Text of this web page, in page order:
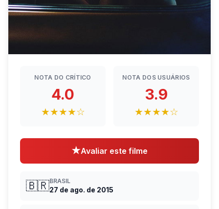
NOTA DO CRÍTICO
4.0
★★★★☆
NOTA DOS USUÁRIOS
3.9
★★★★☆
★Avaliar este filme
🇧🇷BRASIL
27 de ago. de 2015